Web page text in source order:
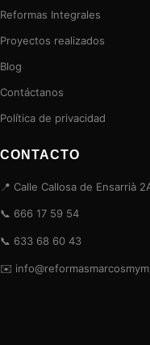
Reformas Integrales
Proyectos realizados
Blog
Contáctanos
Política de privacidad
CONTACTO
📍 Calle Callosa de Ensarrià
📞 666 17 59 54
📞 633 68 60 43
✉️